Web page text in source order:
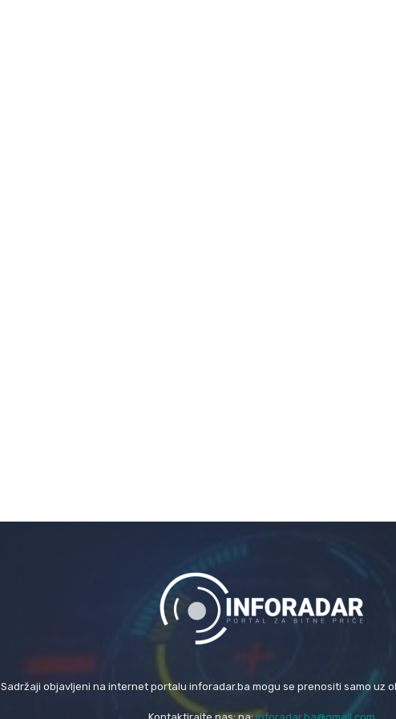
Sadržaji objavljeni na internet portalu inforadar.ba mogu se prenositi samo uz